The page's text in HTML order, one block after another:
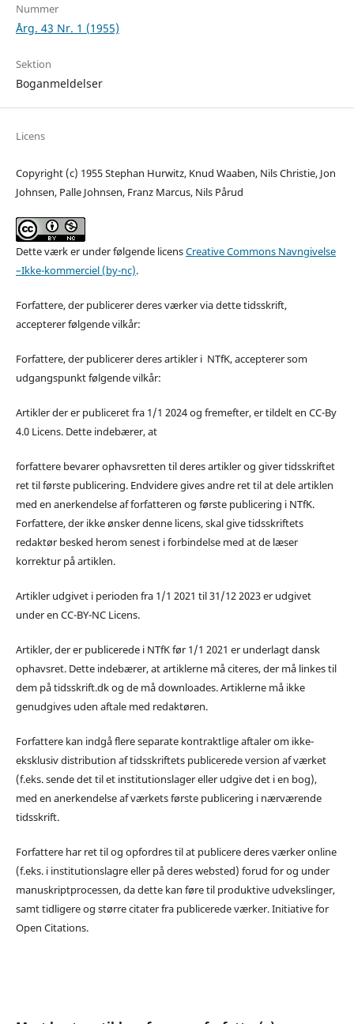
Nummer
Årg. 43 Nr. 1 (1955)
Sektion
Boganmeldelser
Licens
Copyright (c) 1955 Stephan Hurwitz, Knud Waaben, Nils Christie, Jon
Johnsen, Palle Johnsen, Franz Marcus, Nils Pårud
Dette værk er under følgende licensCreative Commons Navngivelse
–Ikke-kommerciel (by-nc).
Forfattere, der publicerer deres værker via dette tidsskrift,
accepterer følgende vilkår:
Forfattere, der publicerer deres artikler i NTfK, accepterer som
udgangspunkt følgende vilkår:
Artikler der er publiceret fra 1/1 2024 og fremefter, er tildelt en CC-By
4.0 Licens. Dette indebærer, at
forfattere bevarer ophavsretten til deres artikler og giver tidsskriftet
ret til første publicering. Endvidere gives andre ret til at dele artiklen
med en anerkendelse af forfatteren og første publicering i NTfK.
Forfattere, der ikke ønsker denne licens, skal give tidsskriftets
redaktør besked herom senest i forbindelse med at de læser
korrektur på artiklen.
Artikler udgivet i perioden fra 1/1 2021 til 31/12 2023 er udgivet
under en CC-BY-NC Licens.
Artikler, der er publicerede i NTfK før 1/1 2021 er underlagt dansk
ophavsret. Dette indebærer, at artiklerne må citeres, der må linkes til
dem på tidsskrift.dk og de må downloades. Artiklerne må ikke
genudgives uden aftale med redaktøren.
Forfattere kan indgå flere separate kontraktlige aftaler om ikke-
eksklusiv distribution af tidsskriftets publicerede version af værket
(f.eks. sende det til et institutionslager eller udgive det i en bog),
med en anerkendelse af værkets første publicering i nærværende
tidsskrift.
Forfattere har ret til og opfordres til at publicere deres værker online
(f.eks. i institutionslagre eller på deres websted) forud for og under
manuskriptprocessen, da dette kan føre til produktive udvekslinger,
samt tidligere og større citater fra publicerede værker. Initiative for
Open Citations.